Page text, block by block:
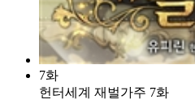
7화
헌터세계 재벌가주 7화